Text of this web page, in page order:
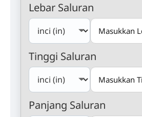
Lebar Saluran
Tinggi Saluran
Panjang Saluran